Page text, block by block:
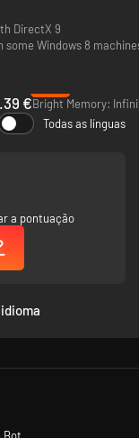
DirectX 9
some Windows 8
€Bright Memory:
Todas as línguas
a pontuação
Bot